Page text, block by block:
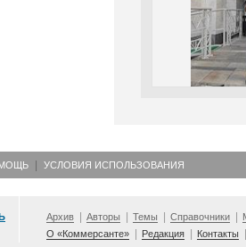
УСЛОВИЯ ИСПОЛЬЗОВАНИЯ
Архив Авторы Темы Справочники
О «Коммерсанте»
Редакция Контакты